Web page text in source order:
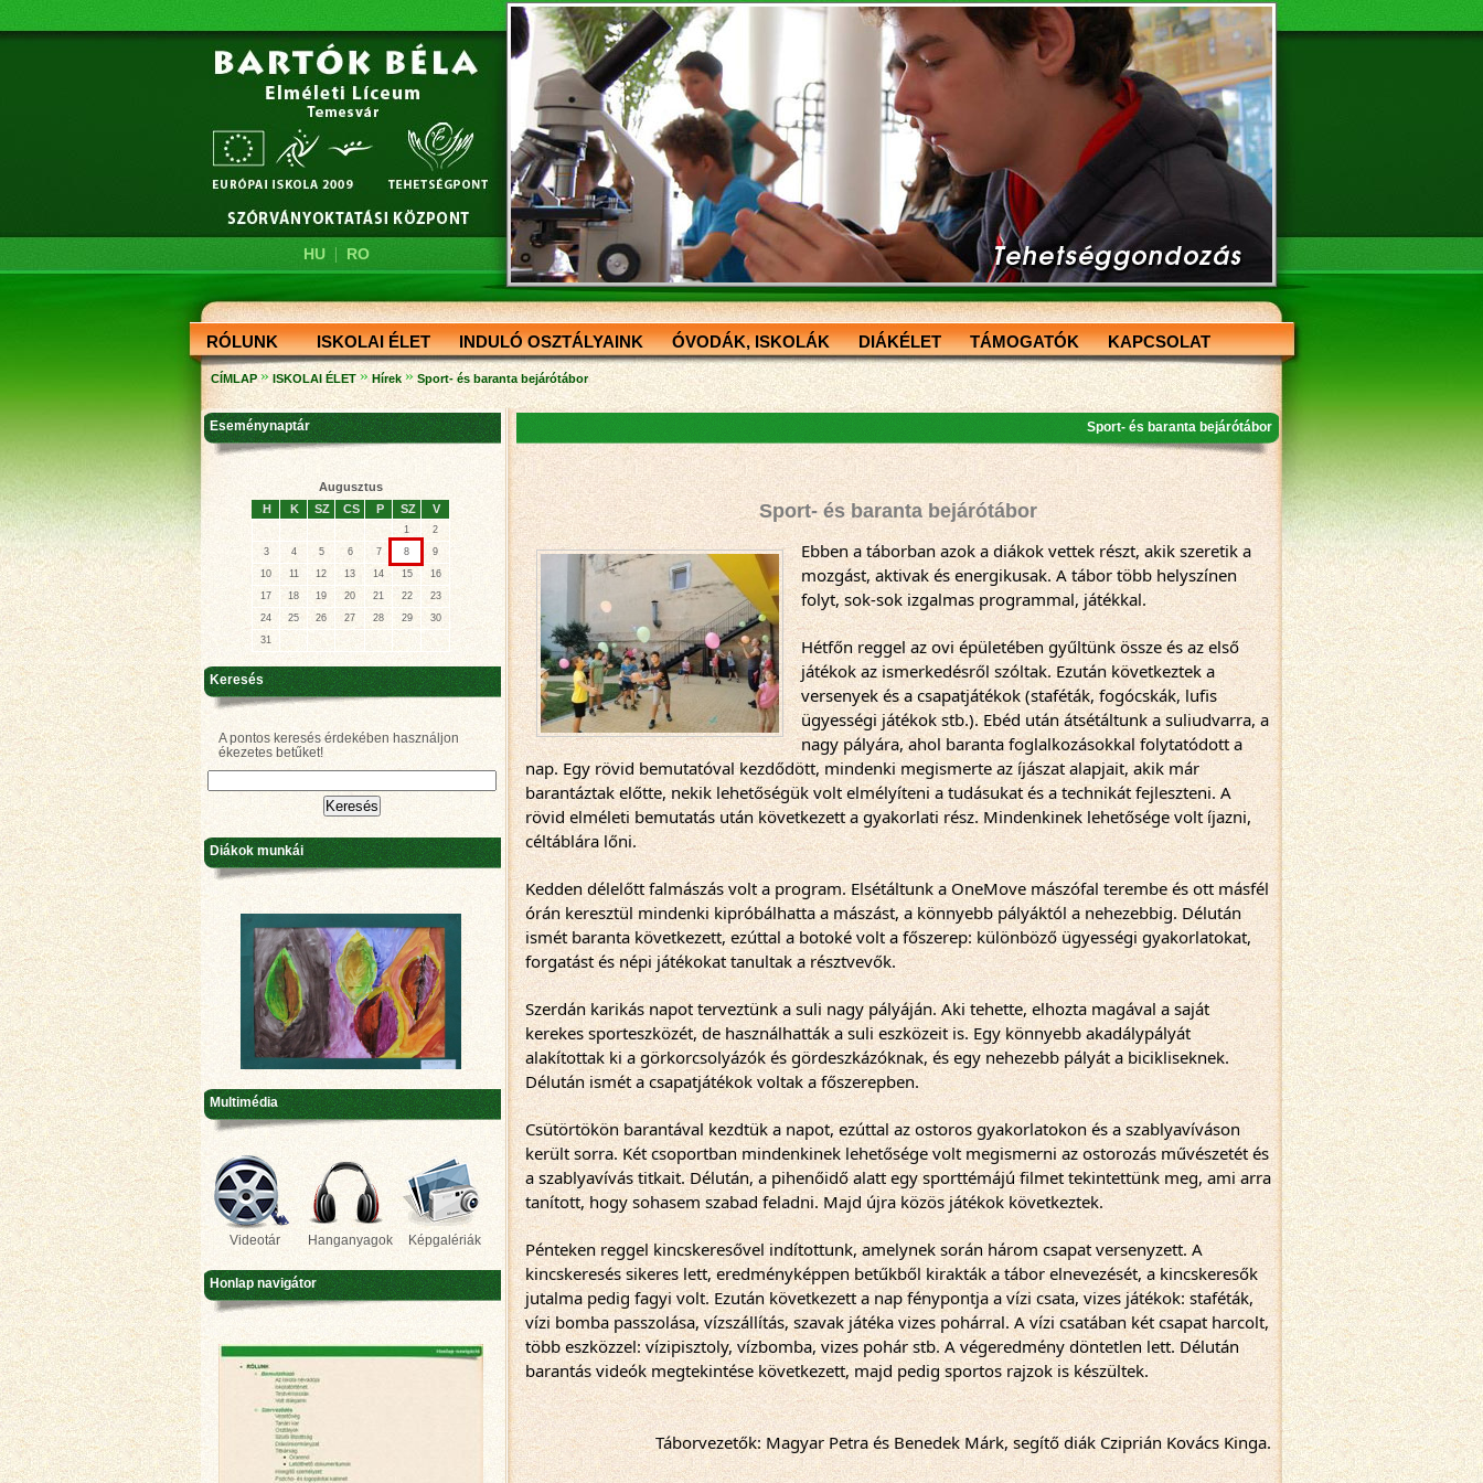
HU| RO
RÓLUNK ISKOLAI ÉLET INDULÓ OSZTÁLYAINK ÓVODÁK, ISKOLÁK DIÁKÉLET TÁMOGATÓK KAPCSOLAT
CÍMLAP » ISKOLAI ÉLET » Hírek » Sport- és baranta bejárótábor
Sport- és baranta bejárótábor
Sport- és baranta bejárótábor
Ebben a táborban azok a diákok vettek részt, akik szeretik a
mozgást, aktivak és energikusak. A tábor több helyszínen
folyt, sok-sok izgalmas programmal, játékkal.
Hétfőn reggel az ovi épületében gyűltünk össze és az első
játékok az ismerkedésről szóltak. Ezután következtek a
versenyek és a csapatjátékok (staféták, fogócskák, lufis
ügyességi játékok stb.). Ebéd után átsétáltunk a suliudvarra, a
nagy pályára, ahol baranta foglalkozásokkal folytatódott a
nap. Egy rövid bemutatóval kezdődött, mindenki megismerte az íjászat alapjait, akik már
barantáztak előtte, nekik lehetőségük volt elmélyíteni a tudásukat és a technikát fejleszteni. A
rövid elméleti bemutatás után következett a gyakorlati rész. Mindenkinek lehetősége volt íjazni,
céltáblára lőni.
Kedden délelőtt falmászás volt a program. Elsétáltunk a OneMove mászófal terembe és ott másfél
órán keresztül mindenki kipróbálhatta a mászást, a könnyebb pályáktól a nehezebbig. Délután
ismét baranta következett, ezúttal a botoké volt a főszerep: különböző ügyességi gyakorlatokat,
forgatást és népi játékokat tanultak a résztvevők.
Szerdán karikás napot terveztünk a suli nagy pályáján. Aki tehette, elhozta magával a saját
kerekes sporteszközét, de használhatták a suli eszközeit is. Egy könnyebb akadálypályát
alakítottak ki a görkorcsolyázók és gördeszkázóknak, és egy nehezebb pályát a bicikliseknek.
Délután ismét a csapatjátékok voltak a főszerepben.
Csütörtökön barantával kezdtük a napot, ezúttal az ostoros gyakorlatokon és a szablyavíváson
került sorra. Két csoportban mindenkinek lehetősége volt megismerni az ostorozás művészetét és
a szablyavívás titkait. Délután, a pihenőidő alatt egy sporttémájú filmet tekintettünk meg, ami arra
tanított, hogy sohasem szabad feladni. Majd újra közös játékok következtek.
Pénteken reggel kincskeresővel indítottunk, amelynek során három csapat versenyzett. A
kincskeresés sikeres lett, eredményképpen betűkből kirakták a tábor elnevezését, a kincskeresők
jutalma pedig fagyi volt. Ezután következett a nap fénypontja a vízi csata, vizes játékok: staféták,
vízi bomba passzolása, vízszállítás, szavak játéka vizes pohárral. A vízi csatában két csapat harcolt,
több eszközzel: vízipisztoly, vízbomba, vizes pohár stb. A végeredmény döntetlen lett. Délután
barantás videók megtekintése következett, majd pedig sportos rajzok is készültek.
Táborvezetők: Magyar Petra és Benedek Márk, segítő diák Cziprián Kovács Kinga.
Eseménynaptár
Augusztus
H
K SZ CS P SZ V
1
2
3
4 5 6 7 8
9
10
11 12 13 14 15
16
17
18 19 20 21 22
23
24
25 26 27 28 29
30
31
Keresés
A pontos keresés érdekében használjon
ékezetes betűket!
Diákok munkái
Multimédia
Videotár Hanganyagok Képgalériák
Honlap navigátor